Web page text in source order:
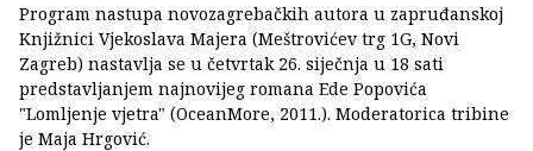
Program nastupa novozagrebačkih autora u zapruđanskoj
Knjižnici Vjekoslava Majera (Meštrovićev trg 1G, Novi
Zagreb) nastavlja se u četvrtak 26. siječnja u 18 sati
predstavljanjem najnovijeg romana Ede Popovića
"Lomljenje vjetra" (OceanMore, 2011.). Moderatorica tribine
je Maja Hrgović.